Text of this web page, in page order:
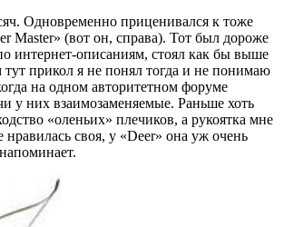
Одновременно приценивался к тоже
Master» (вот он, справа). Тот был дороже
интернет-описаниям, стоял как бы выше
прикол я не понял тогда и не понимаю
на одном авторитетном форуме
у них взаимозаменяемые. Раньше хоть
«оленьих» плечиков, а рукоятка мне
нравилась своя, у «Deer» она уж очень